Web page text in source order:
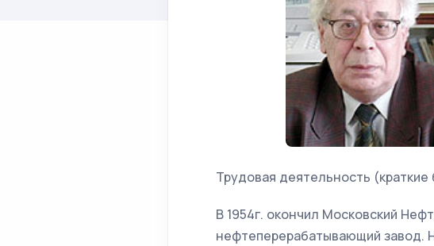
Трудовая деятельность
В 1954г. окончил Московский
нефтеперерабатывающий завод.